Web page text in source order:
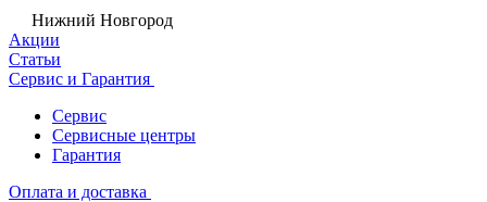
Нижний Новгород
Акции
Статьи
Сервис и Гарантия
Сервис
Сервисные центры
Гарантия
Оплата и доставка